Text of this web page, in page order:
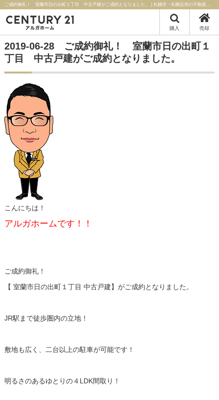
ご成約御礼！ 室蘭市日の出町１丁目 中古戸建がご成約となりました。 | 札幌市・札幌近郊の不動産はセンチュリー21アルガホーム
購入 売却
2019-06-28 ご成約御礼！ 室蘭市日の出町１
丁目 中古戸建がご成約となりました。
こんにちは！
アルガホームです！！
ご成約御礼！
【 室蘭市日の出町１丁目 中古戸建】がご成約となりました。
JR駅まで徒歩圏内の立地！
敷地も広く、二台以上の駐車が可能です！
明るさのあるゆとりの４LDK間取り！